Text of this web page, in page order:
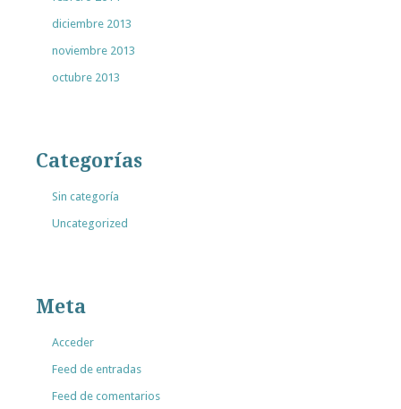
diciembre 2013
noviembre 2013
octubre 2013
Categorías
Sin categoría
Uncategorized
Meta
Acceder
Feed de entradas
Feed de comentarios